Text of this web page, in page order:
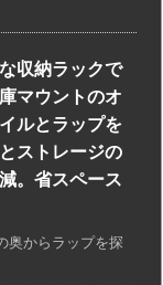
収納ラックで
マウントのオ
ルとラップを
ストレージの
。省スペース
奥からラップを探